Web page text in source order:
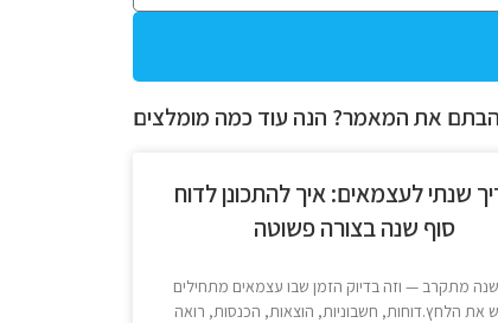
שנתי לעצמאים: איך להתכונן לדוח
סוף שנה בצורה פשוטה
מתקרב — וזה בדיוק הזמן שבו עצמאים מתחילים
את הלחץ.דוחות, חשבוניות, הוצאות, הכנסות, רואה